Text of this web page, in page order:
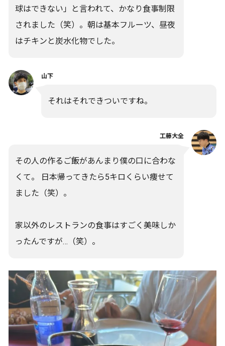
球はできない」と言われて、かなり食事制限
されました（笑）。朝は基本フルーツ、昼夜
はチキンと炭水化物でした。
山下
それはそれできついですね。
工藤大全
その人の作るご飯があんまり僕の口に合わな
くて。 日本帰ってきたら5キロくらい痩せて
ました（笑）。
家以外のレストランの食事はすごく美味しか
ったんですが…（笑）。